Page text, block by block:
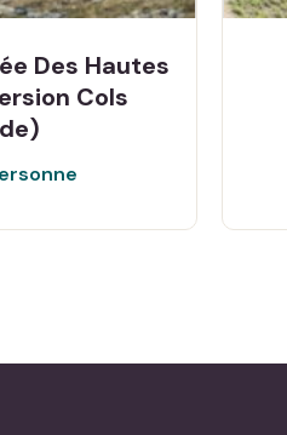
Des Hautes
Cols